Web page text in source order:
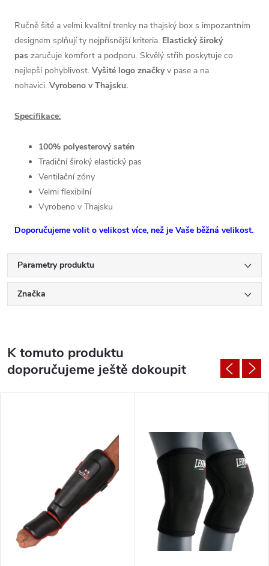
Ručně šité a velmi kvalitní trenky na thajský box s impozantním
designem splňují ty nejpřísnější kriteria. Elastický široký
pas zaručuje komfort a podporu. Skvělý střih poskytuje co
nejlepší pohyblivost. Vyšité logo značkyv pase a na
nohavici. Vyrobeno v Thajsku.
Specifikace:
100% polyesterový satén
Tradiční široký elastický pas
Ventilační zóny
Velmi flexibilní
Vyrobeno v Thajsku
Doporučujeme volit o velikost více, než je Vaše běžná velikost.
Parametry produktu
Značka
K tomuto produktu
doporučujeme ještě dokoupit